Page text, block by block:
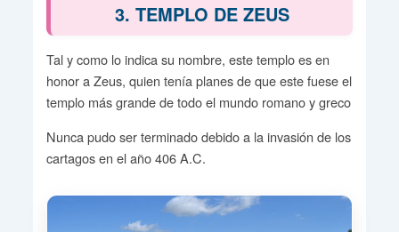
3. TEMPLO DE ZEUS
Tal y como lo indica su nombre, este templo es en
honor a Zeus, quien tenía planes de que este fuese el
templo más grande de todo el mundo romano y greco
Nunca pudo ser terminado debido a la invasión de los
cartagos en el año 406 A.C.